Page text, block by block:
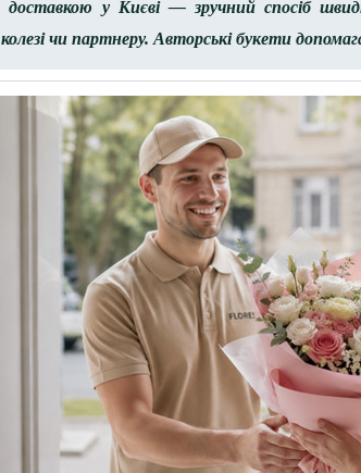
доставкою у Києві — зручний спосіб
чи партнеру. Авторські букети